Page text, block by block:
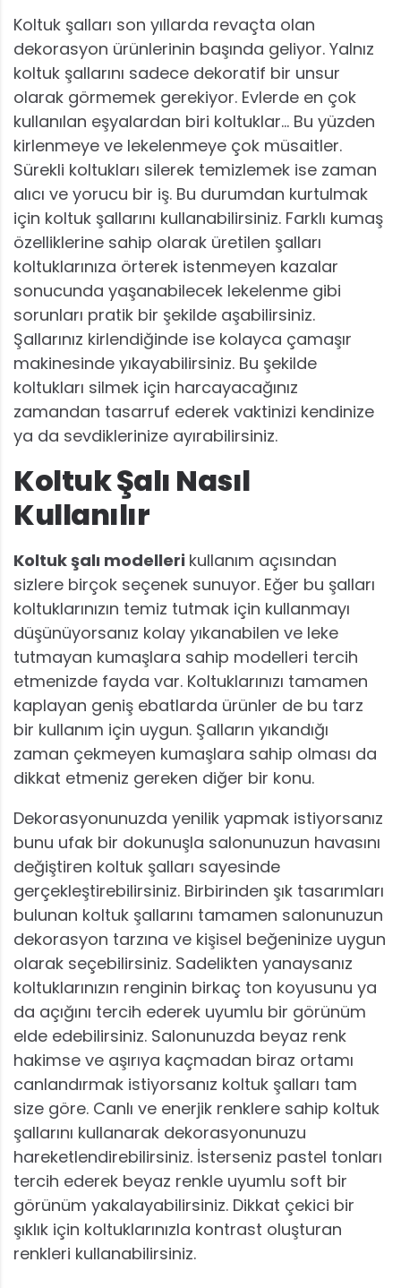
Koltuk şalları son yıllarda revaçta olan
dekorasyon ürünlerinin başında geliyor. Yalnız
koltuk şallarını sadece dekoratif bir unsur
olarak görmemek gerekiyor. Evlerde en çok
kullanılan eşyalardan biri koltuklar… Bu yüzden
kirlenmeye ve lekelenmeye çok müsaitler.
Sürekli koltukları silerek temizlemek ise zaman
alıcı ve yorucu bir iş. Bu durumdan kurtulmak
için koltuk şallarını kullanabilirsiniz. Farklı kumaş
özelliklerine sahip olarak üretilen şalları
koltuklarınıza örterek istenmeyen kazalar
sonucunda yaşanabilecek lekelenme gibi
sorunları pratik bir şekilde aşabilirsiniz.
Şallarınız kirlendiğinde ise kolayca çamaşır
makinesinde yıkayabilirsiniz. Bu şekilde
koltukları silmek için harcayacağınız
zamandan tasarruf ederek vaktinizi kendinize
ya da sevdiklerinize ayırabilirsiniz.
Koltuk Şalı Nasıl
Kullanılır
Koltuk şalı modelleri kullanım açısından
sizlere birçok seçenek sunuyor. Eğer bu şalları
koltuklarınızın temiz tutmak için kullanmayı
düşünüyorsanız kolay yıkanabilen ve leke
tutmayan kumaşlara sahip modelleri tercih
etmenizde fayda var. Koltuklarınızı tamamen
kaplayan geniş ebatlarda ürünler de bu tarz
bir kullanım için uygun. Şalların yıkandığı
zaman çekmeyen kumaşlara sahip olması da
dikkat etmeniz gereken diğer bir konu.
Dekorasyonunuzda yenilik yapmak istiyorsanız
bunu ufak bir dokunuşla salonunuzun havasını
değiştiren koltuk şalları sayesinde
gerçekleştirebilirsiniz. Birbirinden şık tasarımları
bulunan koltuk şallarını tamamen salonunuzun
dekorasyon tarzına ve kişisel beğeninize uygun
olarak seçebilirsiniz. Sadelikten yanaysanız
koltuklarınızın renginin birkaç ton koyusunu ya
da açığını tercih ederek uyumlu bir görünüm
elde edebilirsiniz. Salonunuzda beyaz renk
hakimse ve aşırıya kaçmadan biraz ortamı
canlandırmak istiyorsanız koltuk şalları tam
size göre. Canlı ve enerjik renklere sahip koltuk
şallarını kullanarak dekorasyonunuzu
hareketlendirebilirsiniz. İsterseniz pastel tonları
tercih ederek beyaz renkle uyumlu soft bir
görünüm yakalayabilirsiniz. Dikkat çekici bir
şıklık için koltuklarınızla kontrast oluşturan
renkleri kullanabilirsiniz.